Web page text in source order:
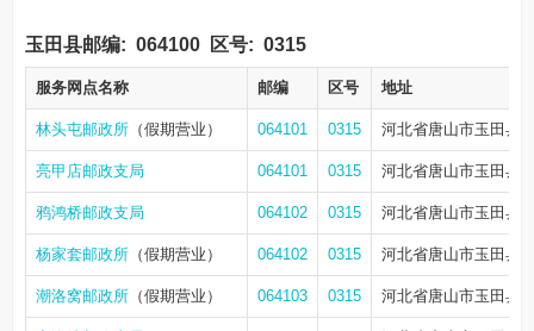
玉田县邮编: 064100 区号: 0315
服务网点名称 邮编 区号 地址
林头屯邮政所 （假期营业） 064101 0315 河北省唐山市玉田县
亮甲店邮政支局 064101 0315 河北省唐山市玉田县
鸦鸿桥邮政支局 064102 0315 河北省唐山市玉田县
杨家套邮政所 （假期营业） 064102 0315 河北省唐山市玉田县
潮洛窝邮政所 （假期营业） 064103 0315 河北省唐山市玉田县